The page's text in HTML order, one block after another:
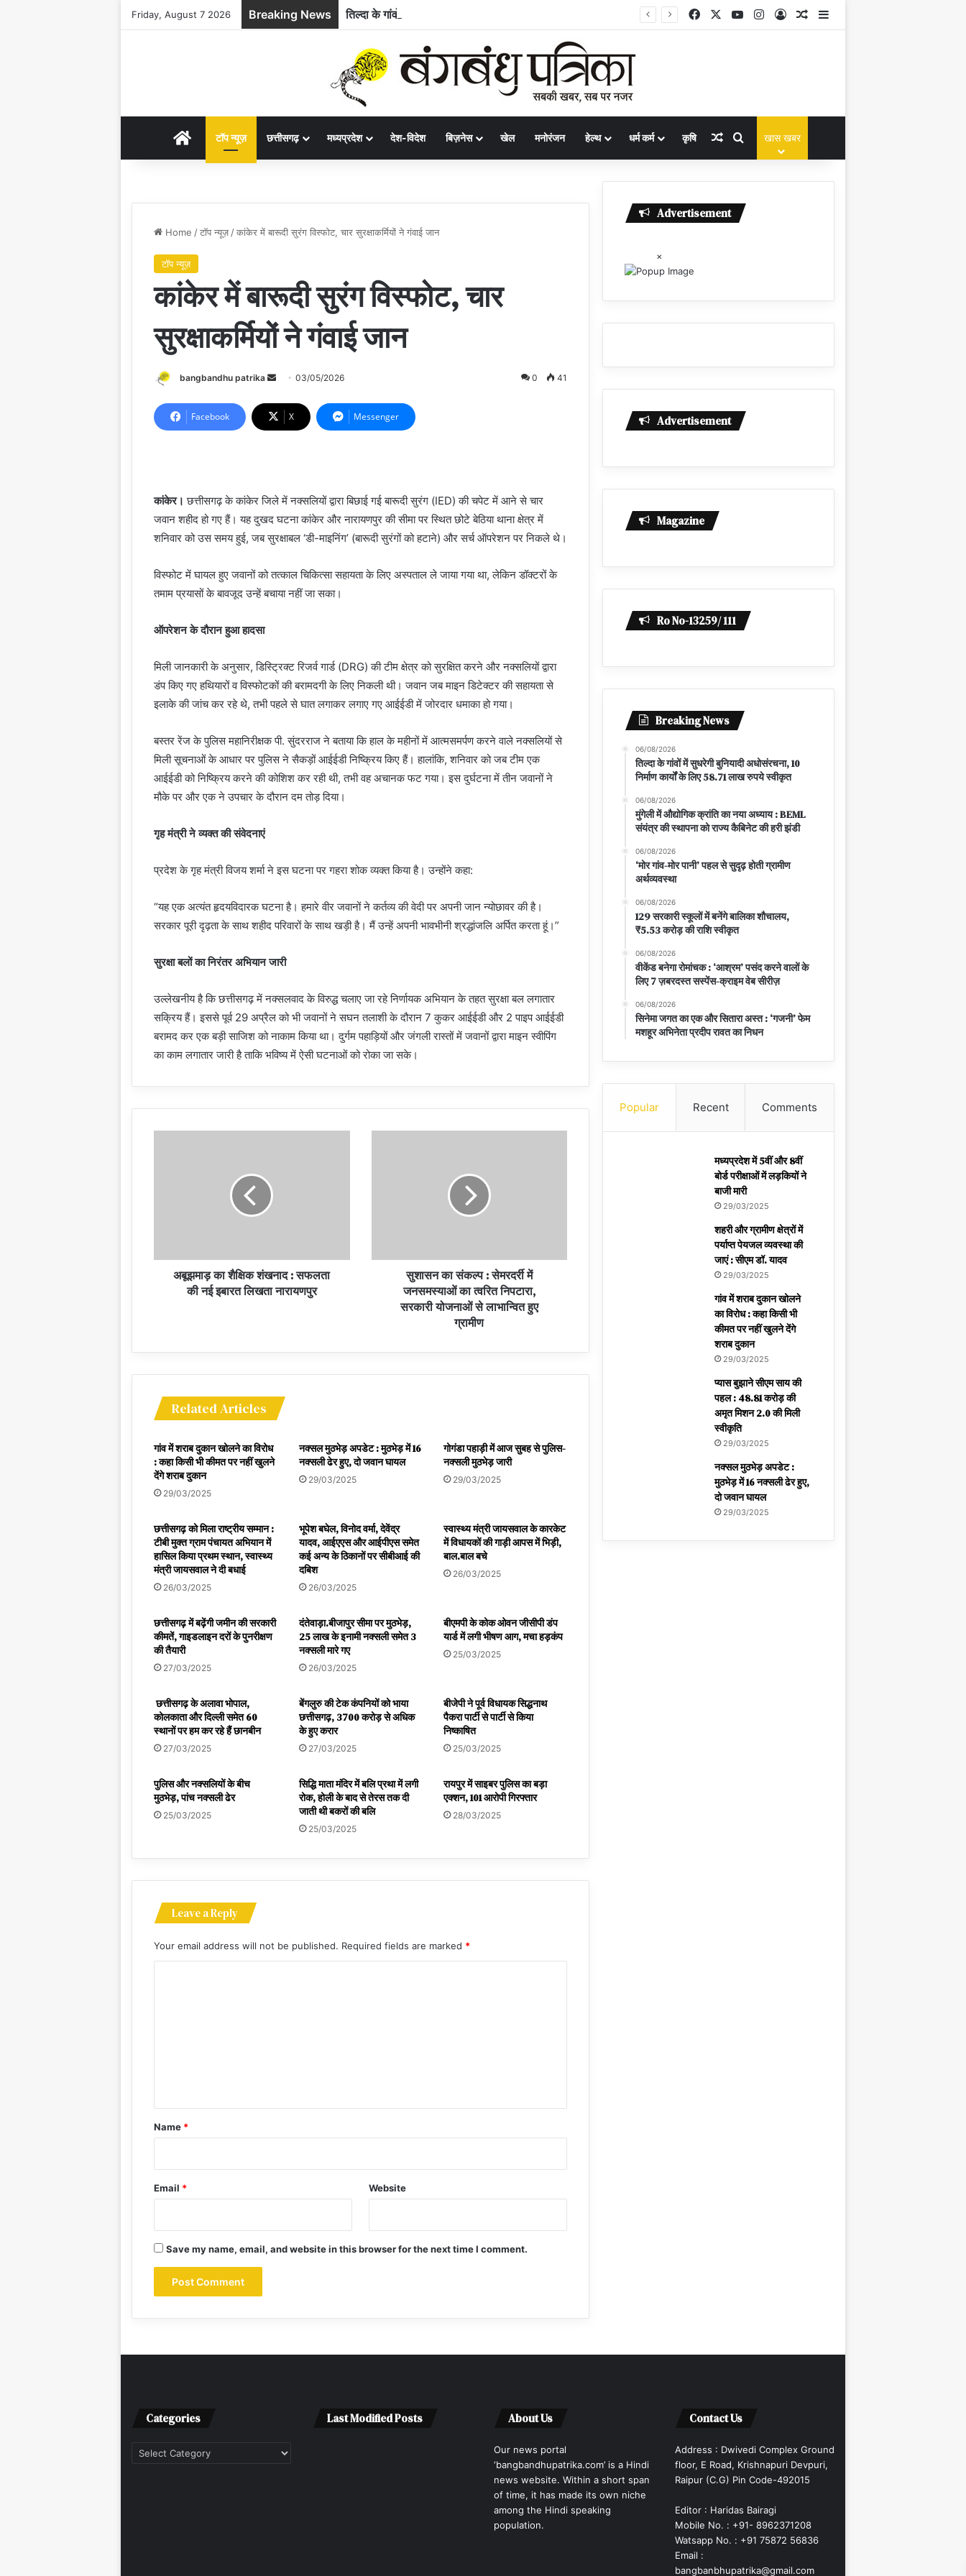
Friday, August 7 2026 Breaking News FacebookYouTubeInstagram
Log InRandom Article
Sidebar
HOMEटॉप न्यूज़ छत्तीसगढ़ मध्यप्रदेश देश-विदेश बिज़नेस खेल मनोरंजन हेल्थ धर्म कर्म कृषि Random Article
Search for
खास खबर
Home /टॉप न्यूज़ /कांकेर में बारूदी सुरंग विस्फोट, चार सुरक्षाकर्मियों ने गंवाई जान
टॉप न्यूज़
कांकेर में बारूदी सुरंग विस्फोट, चार
सुरक्षाकर्मियों ने गंवाई जान
bangbandhu patrika
Send
email
03/05/2026 0 41
Facebook X Messenger
कांकेर।छत्तीसगढ़ के कांकेर जिले में नक्सलियों द्वारा बिछाई गई बारूदी सुरंग (IED) की चपेट में आने से चार
जवान शहीद हो गए हैं। यह दुखद घटना कांकेर और नारायणपुर की सीमा पर स्थित छोटे बेठिया थाना क्षेत्र में
शनिवार को उस समय हुई, जब सुरक्षाबल ‘डी-माइनिंग’ (बारूदी सुरंगों को हटाने) और सर्च ऑपरेशन पर निकले थे।
विस्फोट में घायल हुए जवानों को तत्काल चिकित्सा सहायता के लिए अस्पताल ले जाया गया था, लेकिन डॉक्टरों के
तमाम प्रयासों के बावजूद उन्हें बचाया नहीं जा सका।
ऑपरेशन के दौरान हुआ हादसा
मिली जानकारी के अनुसार, डिस्ट्रिक्ट रिजर्व गार्ड (DRG) की टीम क्षेत्र को सुरक्षित करने और नक्सलियों द्वारा
डंप किए गए हथियारों व विस्फोटकों की बरामदगी के लिए निकली थी। जवान जब माइन डिटेक्टर की सहायता से
इलाके की जांच कर रहे थे, तभी पहले से घात लगाकर लगाए गए आईईडी में जोरदार धमाका हो गया।
बस्तर रेंज के पुलिस महानिरीक्षक पी. सुंदरराज ने बताया कि हाल के महीनों में आत्मसमर्पण करने वाले नक्सलियों से
मिली सूचनाओं के आधार पर पुलिस ने सैकड़ों आईईडी निष्क्रिय किए हैं। हालांकि, शनिवार को जब टीम एक
आईईडी को निष्क्रिय करने की कोशिश कर रही थी, तभी वह अचानक फट गया। इस दुर्घटना में तीन जवानों ने
मौके पर और एक ने उपचार के दौरान दम तोड़ दिया।
गृह मंत्री ने व्यक्त की संवेदनाएं
प्रदेश के गृह मंत्री विजय शर्मा ने इस घटना पर गहरा शोक व्यक्त किया है। उन्होंने कहा:
“यह एक अत्यंत हृदयविदारक घटना है। हमारे वीर जवानों ने कर्तव्य की वेदी पर अपनी जान न्योछावर की है।
सरकार पूरी दृढ़ता के साथ शहीद परिवारों के साथ खड़ी है। मैं उन्हें अपनी भावभीनी श्रद्धांजलि अर्पित करता हूं।”
सुरक्षा बलों का निरंतर अभियान जारी
उल्लेखनीय है कि छत्तीसगढ़ में नक्सलवाद के विरुद्ध चलाए जा रहे निर्णायक अभियान के तहत सुरक्षा बल लगातार
सक्रिय हैं। इससे पूर्व 29 अप्रैल को भी जवानों ने सघन तलाशी के दौरान 7 कुकर आईईडी और 2 पाइप आईईडी
बरामद कर एक बड़ी साजिश को नाकाम किया था। दुर्गम पहाड़ियों और जंगली रास्तों में जवानों द्वारा माइन स्वीपिंग
का काम लगातार जारी है ताकि भविष्य में ऐसी घटनाओं को रोका जा सके।
अबूझमाड़ का शैक्षिक शंखनाद : सफलता
की नई इबारत लिखता नारायणपुर
सुशासन का संकल्प : सेमरदर्री में
जनसमस्याओं का त्वरित निपटारा,
सरकारी योजनाओं से लाभान्वित हुए
ग्रामीण
Related Articles
गांव में शराब दुकान खोलने का विरोध
: कहा किसी भी कीमत पर नहीं खुलने
देंगे शराब दुकान
29/03/2025
नक्सल मुठभेड़ अपडेट : मुठभेड़ में 16
नक्सली ढेर हुए, दो जवान घायल
29/03/2025
गोगंडा पहाड़ी में आज सुबह से पुलिस-
नक्सली मुठभेड़ जारी
29/03/2025
छत्तीसगढ़ को मिला राष्ट्रीय सम्मान :
टीबी मुक्त ग्राम पंचायत अभियान में
हासिल किया प्रथम स्थान, स्वास्थ्य
मंत्री जायसवाल ने दी बधाई
26/03/2025
भूपेश बघेल, विनोद वर्मा, देवेंद्र
यादव, आईएएस और आईपीएस समेत
कई अन्य के ठिकानों पर सीबीआई की
दबिश
26/03/2025
स्वास्थ्य मंत्री जायसवाल के कारकेट
में विधायकों की गाड़ी आपस में भिड़ी,
बाल.बाल बचे
26/03/2025
छत्तीसगढ़ में बढ़ेंगी जमीन की सरकारी
कीमतें, गाइडलाइन दरों के पुनरीक्षण
की तैयारी
27/03/2025
दंतेवाड़ा.बीजापुर सीमा पर मुठभेड़,
25 लाख के इनामी नक्सली समेत 3
नक्सली मारे गए
26/03/2025
बीएमपी के कोक ओवन जीसीपी डंप
यार्ड में लगी भीषण आग, मचा हड़कंप
25/03/2025
छत्तीसगढ़ के अलावा भोपाल,
कोलकाता और दिल्ली समेत 60
स्थानों पर हम कर रहे हैं छानबीन
27/03/2025
बेंगलुरु की टेक कंपनियों को भाया
छत्तीसगढ़, 3700 करोड़ से अधिक
के हुए करार
27/03/2025
बीजेपी ने पूर्व विधायक सिद्धनाथ
पैकरा पार्टी से पार्टी से किया
निष्काषित
25/03/2025
पुलिस और नक्सलियों के बीच
मुठभेड़, पांच नक्सली ढेर
25/03/2025
सिद्धि माता मंदिर में बलि प्रथा में लगी
रोक, होली के बाद से तेरस तक दी
जाती थी बकरों की बलि
25/03/2025
रायपुर में साइबर पुलिस का बड़ा
एक्शन, 101 आरोपी गिरफ्तार
28/03/2025
Leave a Reply
Your email address will not be published. Required fields are marked *
*
Name *
Email * Website
Save my name, email, and website in this browser for the next time I comment.
Advertisement
×
Advertisement
Magazine
Ro No-13259/ 111
Breaking News
06/08/2026
तिल्दा के गांवों में सुधरेगी बुनियादी अधोसंरचना, 10
निर्माण कार्यों के लिए 58.71 लाख रुपये स्वीकृत
06/08/2026
मुंगेली में औद्योगिक क्रांति का नया अध्याय : BEML
संयंत्र की स्थापना को राज्य कैबिनेट की हरी झंडी
06/08/2026
‘मोर गांव-मोर पानी’ पहल से सुदृढ़ होती ग्रामीण
अर्थव्यवस्था
06/08/2026
129 सरकारी स्कूलों में बनेंगे बालिका शौचालय,
₹5.53 करोड़ की राशि स्वीकृत
06/08/2026
वीकेंड बनेगा रोमांचक : ‘आश्रम’ पसंद करने वालों के
लिए 7 ज़बरदस्त सस्पेंस-क्राइम वेब सीरीज़
06/08/2026
सिनेमा जगत का एक और सितारा अस्त : ‘गजनी’ फेम
मशहूर अभिनेता प्रदीप रावत का निधन
Popular Recent Comments
मध्यप्रदेश में 5वीं और 8वीं
बोर्ड परीक्षाओं में लड़कियों ने
बाजी मारी
29/03/2025
शहरी और ग्रामीण क्षेत्रों में
पर्याप्त पेयजल व्यवस्था की
जाएं : सीएम डॉ. यादव
29/03/2025
गांव में शराब दुकान खोलने
का विरोध : कहा किसी भी
कीमत पर नहीं खुलने देंगे
शराब दुकान
29/03/2025
प्यास बुझाने सीएम साय की
पहल : 48.81 करोड़ की
अमृत मिशन 2.0 की मिली
स्वीकृति
29/03/2025
नक्सल मुठभेड़ अपडेट :
मुठभेड़ में 16 नक्सली ढेर हुए,
दो जवान घायल
29/03/2025
Categories
Categories
Last Modified Posts About Us
Our news portal
‘bangbandhupatrika.com’ is a Hindi
news website. Within a short span
of time, it has made its own niche
among the Hindi speaking
population.
Contact Us
Address : Dwivedi Complex Ground
floor, E Road, Krishnapuri Devpuri,
Raipur (C.G) Pin Code-492015
Editor : Haridas Bairagi
Mobile No. : +91- 8962371208
Watsapp No. : +91 75872 56836
Email :
bangbanbhupatrika@gmail.com